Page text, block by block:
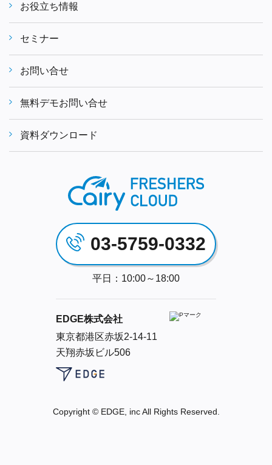
03-5759-0332
平日：10:00～18:00
EDGE株式会社
東京都港区赤坂2-14-11
天翔赤坂ビル506
お役立ち情報
セミナー
お問い合せ
無料デモお問い合せ
資料ダウンロード
Copyright © EDGE, inc All Rights Reserved.